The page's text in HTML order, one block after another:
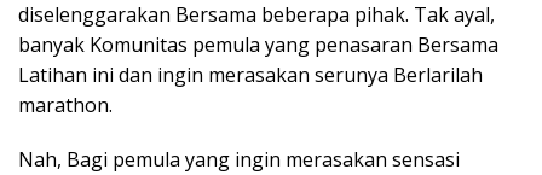
diselenggarakan Bersama beberapa pihak. Tak ayal,
banyak Komunitas pemula yang penasaran Bersama
Latihan ini dan ingin merasakan serunya Berlarilah
marathon.
Nah, Bagi pemula yang ingin merasakan sensasi